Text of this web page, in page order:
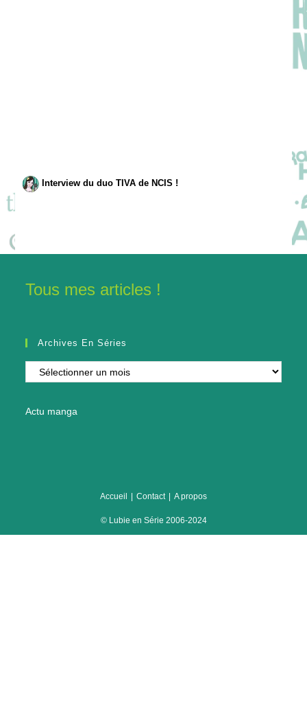
Interview du duo TIVA de NCIS !
Tous mes articles !
Archives En Séries
Archives
en
Actu manga
Accueil Contact A propos
© Lubie en Série 2006-2024